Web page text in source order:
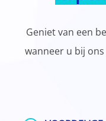
Geniet van een
wanneer u bij